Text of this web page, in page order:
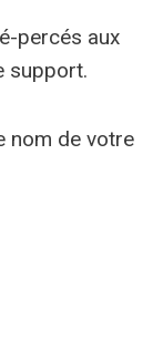
percés aux
support.
nom de votre